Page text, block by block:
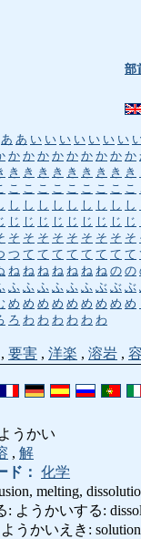
部
あ あ い い い い い い い
か か か か か か か か か
き き き き き き き き き
こ こ こ こ こ こ こ こ こ
し し し し し し し し し
じ じ じ じ じ じ じ じ じ
そ そ そ そ そ そ そ そ そ
つ て て て て て て て て
ね ね ね ね ね ね ね の の
ふ ふ ふ ふ ふ ふ ぶ ぶ ぶ
め め め め め め め め め
ろ わ わ わ わ わ わ
, 要害 , 洋楽 , 溶岩 ,
うかい
, 解
ド： 化学
melting,
: ようかいする:
うかいえき: